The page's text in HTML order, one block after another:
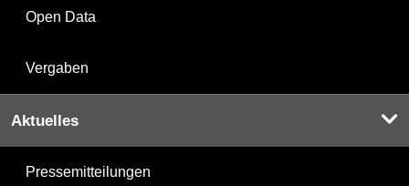
Open Data
Vergaben
Aktuelles
Pressemitteilungen